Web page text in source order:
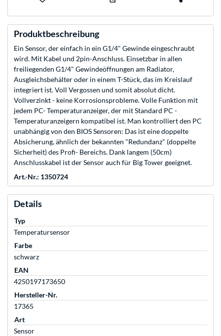
Produktbeschreibung
Ein Sensor, der einfach in ein G1/4" Gewinde eingeschraubt
wird. Mit Kabel und 2pin-Anschluss. Einsetzbar in allen
freiliegenden G1/4" Gewindeöffnungen am Radiator,
Ausgleichsbehälter oder in einem T-Stück, das im Kreislauf
integriert ist. Voll Vergossen und somit absolut dicht.
Vollverzinkt - keine Korrosionsprobleme. Volle Funktion mit
jedem PC- Temperaturanzeiger, der mit Standard PC -
Temperaturanzeigern kompatibel ist. Man kontrolliert den PC
unabhängig von den BIOS Sensoren: Das ist eine doppelte
Absicherung, ähnlich der bekannten "Redundanz" (doppelte
Sicherheit) des Profi- Bereichs. Dank langem (50cm)
Anschlusskabel ist der Sensor auch für Big Tower geeignet.
Art.-Nr.: 1350724
Details
Typ
Temperatursensor
Farbe
schwarz
EAN
4250197173650
Hersteller-Nr.
17365
Art
Sensor